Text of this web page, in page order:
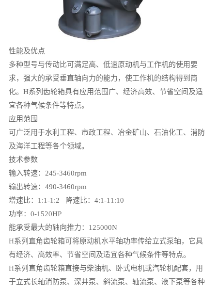
性能及优点
多种型号与传动比可满足高、低速原动机与工作机的使用要
求，强大的承受垂直轴向力的能力，使工作机的结构得到简
化。H系列齿轮箱具有应用范围广、经济高效、节省空间及适
宜各种气候条件等特点。
应用范围
可广泛用于水利工程、市政工程、冶金矿山、石油化工、消防
及海洋工程等各个领域。
技术参数
输入转速：245-3460rpm
输出转速：490-3460rpm
增速比：1:1-1:2 降速比：4:1-11:10
功率：0-1520HP
能承受最大的轴向推力：125000N
H系列直角齿轮箱可将原动机水平轴功率传给立式泵轴，它具
有经济、高效率、节省空间及适宜各种气候条件等特点。
H系列直角齿轮箱直接与柴油机、卧式电机或汽轮机配套，用
于立式长轴消防泵、深井泵、斜流泵、轴流泵、液下泵等各种